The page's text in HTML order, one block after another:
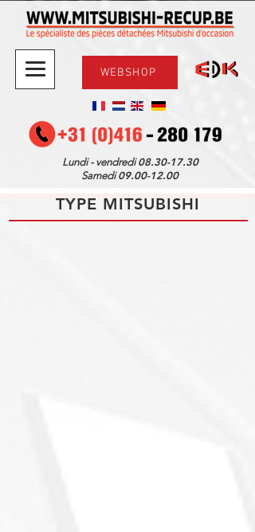
WEBSHOP
Lundi - vendredi08.30-17.30
Samedi09.00-12.00
TYPE MITSUBISHI